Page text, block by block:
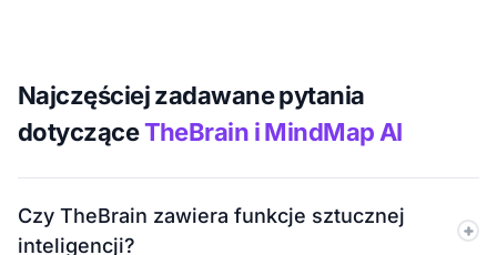
Najczęściej zadawane pytania
dotycząceTheBrain i MindMap AI
Czy TheBrain zawiera funkcje sztucznej
inteligencji?